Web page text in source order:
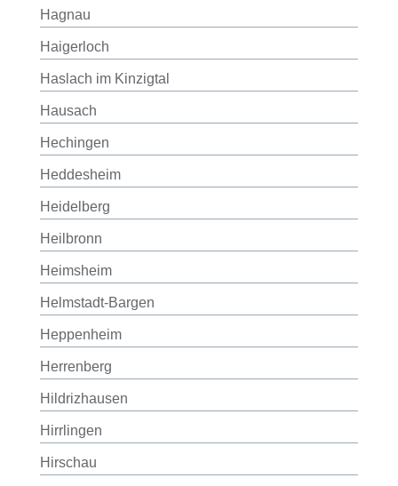
Hagnau
Haigerloch
Haslach im Kinzigtal
Hausach
Hechingen
Heddesheim
Heidelberg
Heilbronn
Heimsheim
Helmstadt-Bargen
Heppenheim
Herrenberg
Hildrizhausen
Hirrlingen
Hirschau